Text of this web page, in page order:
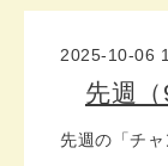
2025-10-06
先週
先週の「チャ